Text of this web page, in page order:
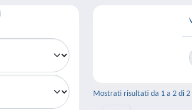
Mostrati risultati da 1 a 2 di 2